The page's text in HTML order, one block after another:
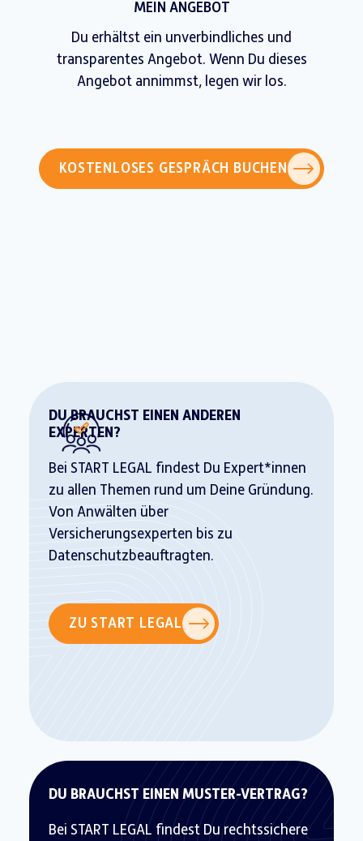
MEIN ANGEBOT
Du erhältst ein unverbindliches und
transparentes Angebot. Wenn Du dieses
Angebot annimmst, legen wir los.
KOSTENLOSES GESPRÄCH BUCHEN
DU BRAUCHST EINEN ANDEREN
EXPERTEN?
Bei START LEGAL findest Du Expert*innen
zu allen Themen rund um Deine Gründung.
Von Anwälten über
Versicherungsexperten bis zu
Datenschutzbeauftragten.
ZU START LEGAL
DU BRAUCHST EINEN MUSTER-VERTRAG?
Bei START LEGAL findest Du rechtssichere